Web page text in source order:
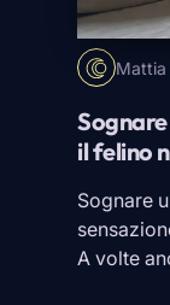
Mattia
il felino
Sognare
A volte